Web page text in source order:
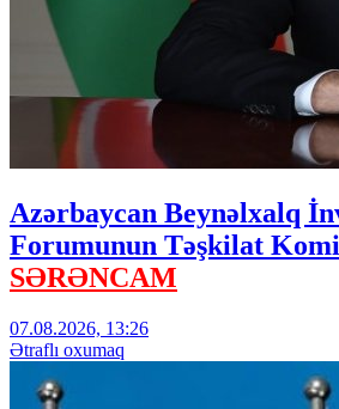
Azərbaycan Beynəlxalq
Forumunun Təşkilat
SƏRƏNCAM
07.08.2026, 13:26
Ətraflı oxumaq